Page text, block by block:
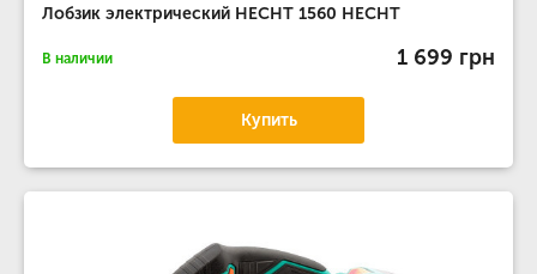
Лобзик электрический HECHT 1560 HECHT
В наличии 1 699 грн
Купить